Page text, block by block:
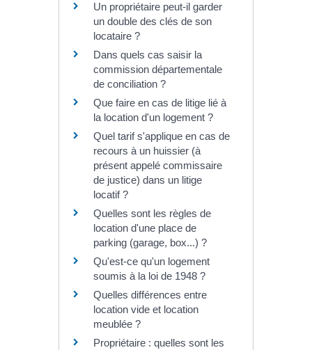
Un propriétaire peut-il garder
un double des clés de son
locataire ?
Dans quels cas saisir la
commission départementale
de conciliation ?
Que faire en cas de litige lié à
la location d'un logement ?
Quel tarif s'applique en cas de
recours à un huissier (à
présent appelé commissaire
de justice) dans un litige
locatif ?
Quelles sont les règles de
location d'une place de
parking (garage, box...) ?
Qu'est-ce qu'un logement
soumis à la loi de 1948 ?
Quelles différences entre
location vide et location
meublée ?
Propriétaire : quelles sont les